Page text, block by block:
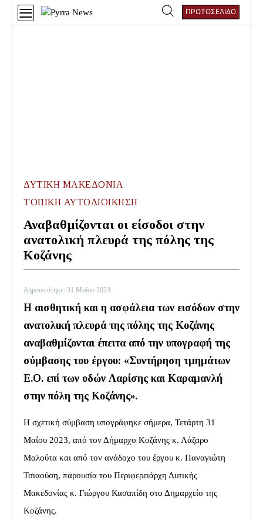
Αναζήτηση
ΠΡΩΤΟΣΕΛΙΔΟ
ΔΥΤΙΚΗ ΜΑΚΕΔΟΝΙΑ
ΤΟΠΙΚΗ ΑΥΤΟΔΙΟΙΚΗΣΗ
Αναβαθμίζονται οι είσοδοι στην
ανατολική πλευρά της πόλης της
Κοζάνης
Δημοσιεύτηκε: 31 Μαΐου 2023
Η αισθητική και η ασφάλεια των εισόδων στην
ανατολική πλευρά της πόλης της Κοζάνης
αναβαθμίζονται έπειτα από την υπογραφή της
σύμβασης του έργου: «Συντήρηση τμημάτων
Ε.Ο. επί των οδών Λαρίσης και Καραμανλή
στην πόλη της Κοζάνης».
Η σχετική σύμβαση υπογράφηκε σήμερα, Τετάρτη 31
Μαΐου 2023, από τον Δήμαρχο Κοζάνης κ. Λάζαρο
Μαλούτα και από τον ανάδοχο του έργου κ. Παναγιώτη
Τσιαούση, παρουσία του Περιφερειάρχη Δυτικής
Μακεδονίας κ. Γιώργου Κασαπίδη στο Δημαρχείο της
Κοζάνης.